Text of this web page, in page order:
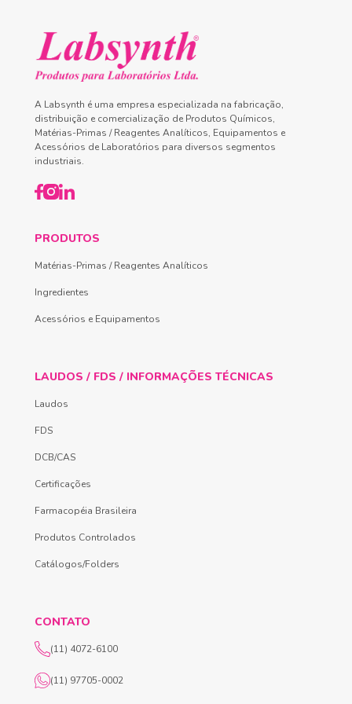
A Labsynth é uma empresa especializada na fabricação,
distribuição e comercialização de Produtos Químicos,
Matérias-Primas / Reagentes Analíticos, Equipamentos e
Acessórios de Laboratórios para diversos segmentos
industriais.
PRODUTOS
Matérias-Primas / Reagentes Analíticos
Ingredientes
Acessórios e Equipamentos
LAUDOS / FDS / INFORMAÇÕES TÉCNICAS
Laudos
FDS
DCB/CAS
Certificações
Farmacopéia Brasileira
Produtos Controlados
Catálogos/Folders
CONTATO
(11) 4072-6100
(11) 97705-0002